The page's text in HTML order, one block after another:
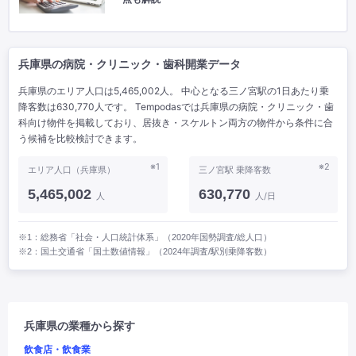
兵庫県の病院・クリニック・歯科開業データ
兵庫県のエリア人口は5,465,002人。 中心となる三ノ宮駅の1日あたり乗
降客数は630,770人です。 Tempodasでは兵庫県の病院・クリニック・歯
科向け物件を掲載しており、居抜き・スケルトン両方の物件から条件に合
う候補を比較検討できます。
※1
エリア人口（兵庫県）
5,465,002 人
※2
三ノ宮駅 乗降客数
630,770 人/日
※1：総務省「社会・人口統計体系」（2020年国勢調査/総人口）
※2：国土交通省「国土数値情報」（2024年調査/駅別乗降客数）
兵庫県の業種から探す
飲食店・飲食業